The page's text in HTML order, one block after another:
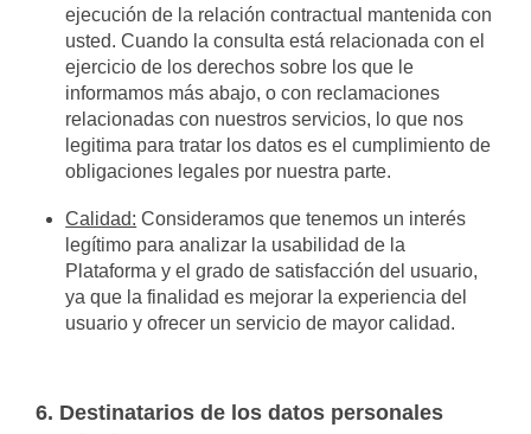
ejecución de la relación contractual mantenida con
usted. Cuando la consulta está relacionada con el
ejercicio de los derechos sobre los que le
informamos más abajo, o con reclamaciones
relacionadas con nuestros servicios, lo que nos
legitima para tratar los datos es el cumplimiento de
obligaciones legales por nuestra parte.
Calidad: Consideramos que tenemos un interés
legítimo para analizar la usabilidad de la
Plataforma y el grado de satisfacción del usuario,
ya que la finalidad es mejorar la experiencia del
usuario y ofrecer un servicio de mayor calidad.
6. Destinatarios de los datos personales